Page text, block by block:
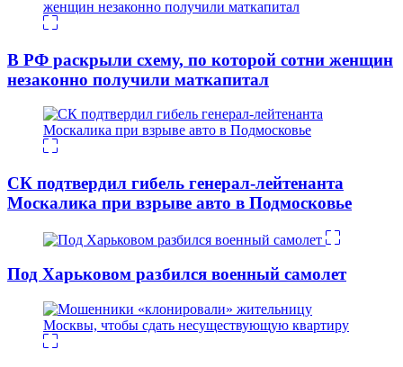
В РФ раскрыли схему, по которой сотни женщин
незаконно получили маткапитал
СК подтвердил гибель генерал-лейтенанта
Москалика при взрыве авто в Подмосковье
Под Харьковом разбился военный самолет